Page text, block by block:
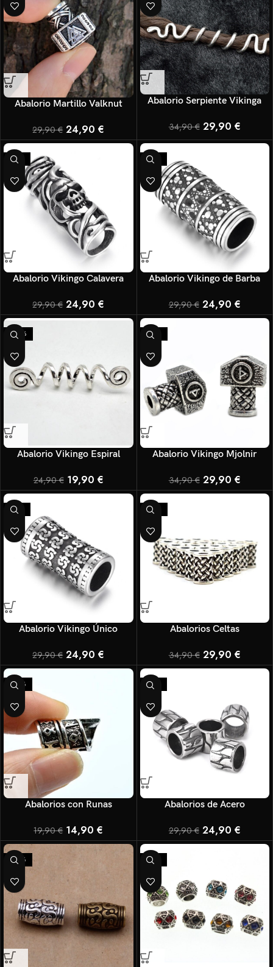
Abalorio Martillo Valknut
29,90€ 24,90€
Abalorio Serpiente Vikinga
34,90€ 29,90 €
-17%
Abalorio Vikingo Calavera
29,90€ 24,90€
-17%
Abalorio Vikingo de Barba
29,90€ 24,90 €
-20%
Abalorio Vikingo Espiral
24,90€ 19,90 €
-14%
Abalorio Vikingo Mjolnir
34,90€ 29,90 €
-17%
Abalorio Vikingo Único
29,90€ 24,90€
-14%
Abalorios Celtas
34,90€ 29,90 €
-25%
Abalorios con Runas
19,90€ 14,90€
-17%
Abalorios de Acero
29,90€ 24,90 €
-25% -17%